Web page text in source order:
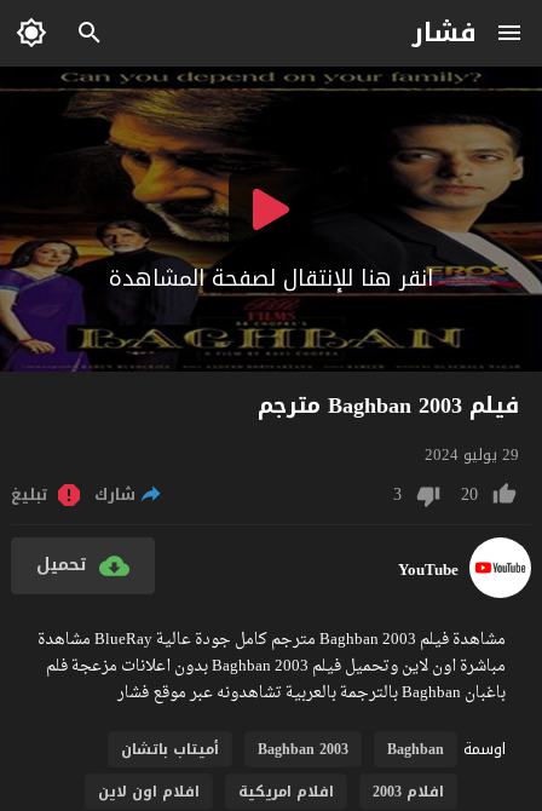
فشار
انقر هنا للإنتقال لصفحة المشاهدة
فيلم Baghban 2003 مترجم
29 يوليو 2024
20
3 شارك تبليغ
YouTube تحميل
مشاهدة فيلم Baghban 2003 مترجم كامل جودة عالية BlueRay مشاهدة
مباشرة اون لاين وتحميل فيلم Baghban 2003 بدون اعلانات مزعجة فلم
باغبان Baghban بالترجمة بالعربية تشاهدونه عبر موقع فشار
اوسمة
Baghban
Baghban 2003
أميتاب باتشان
افلام 2003
افلام امريكية
افلام اون لاين